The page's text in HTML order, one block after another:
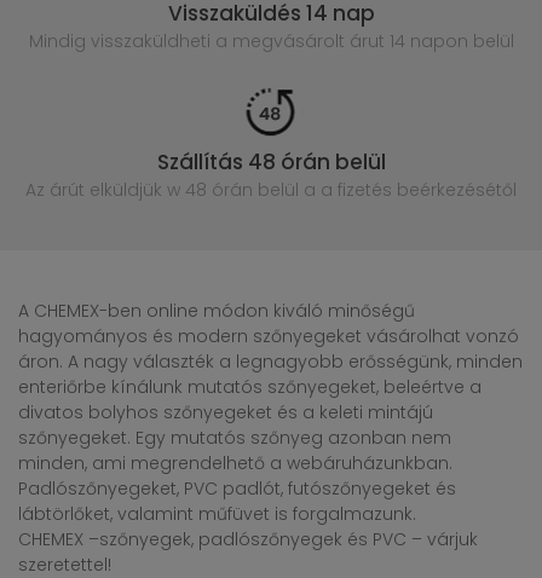
Visszaküldés 14 nap
Mindig visszaküldheti a megvásárolt árut 14 napon belül
Szállítás 48 órán belül
Az árút elküldjük w 48 órán belül a a fizetés beérkezésétől
A CHEMEX-ben online módon kiváló minőségű
hagyományos és modern szőnyegeket vásárolhat vonzó
áron. A nagy választék a legnagyobb erősségünk, minden
enteriőrbe kínálunk mutatós szőnyegeket, beleértve a
divatos bolyhos szőnyegeket és a keleti mintájú
szőnyegeket. Egy mutatós szőnyeg azonban nem
minden, ami megrendelhető a webáruházunkban.
Padlószőnyegeket, PVC padlót, futószőnyegeket és
lábtörlőket, valamint műfüvet is forgalmazunk.
CHEMEX –szőnyegek, padlószőnyegek és PVC – várjuk
szeretettel!